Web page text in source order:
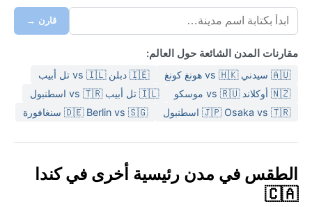
طوال العام، لكن الخريف يجلب هطولاً خفيفاً وأجواءً باردة.
لحقيبة السفر، يحتاج الزائر إلى ملابس صيفية خفيفة مع سترة
وأحذية مقاومة للثلج وقبعة وقفازات.
أفضل وقت لزيارة كيبيك مناخياً هو بين أواخر مايو وأوائل
أكتوبر، حيث يعتدل الجو وتزهر الحدائق. لكن الخريف موسم
مبهر لتساقط أوراق القيقب الملونة. أما الشتاء فيقدم ظاهرة
الثلجية القوية (Blizzard) التي تغمر المدينة أحياناً، وضباباً
ربيعياً يتصاعد من النهر، دون خطر الأعاصير. الرياح الباردة
القادمة من القطب تجعل الشعور بالبرودة أقسى من الحرارة
قارن →
مقارنات المدن الشائعة حول العالم:
🇦🇺 سيدني vs 🇭🇰 هونغ كونغ
🇮🇪 دبلن vs 🇮🇱 تل أبيب
🇳🇿 أوكلاند vs 🇷🇺 موسكو
🇮🇱 تل أبيب vs 🇹🇷 اسطنبول
🇯🇵 Osaka vs 🇹🇷 اسطنبول
🇩🇪 Berlin vs 🇸🇬 سنغافورة
الطقس في مدن رئيسية أخرى في كندا
🇨🇦